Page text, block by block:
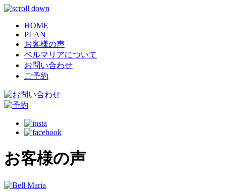
HOME
PLAN
お客様の声
ベルマリアについて
お問い合わせ
ご予約
お客様の声